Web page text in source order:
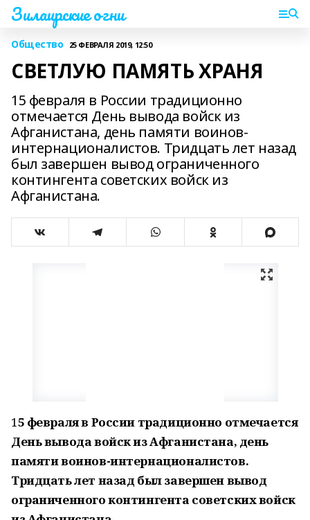
Зилаирские огни
Общество 25 ФЕВРАЛЯ 2019, 12:50
СВЕТЛУЮ ПАМЯТЬ ХРАНЯ
15 февраля в России традиционно
отмечается День вывода войск из
Афганистана, день памяти воинов-
интернационалистов. Тридцать лет назад
был завершен вывод ограниченного
контингента советских войск из
Афганистана.
15 февраля в России традиционно отмечается
День вывода войск из Афганистана, день
памяти воинов-интернационалистов.
Тридцать лет назад был завершен вывод
ограниченного контингента советских войск